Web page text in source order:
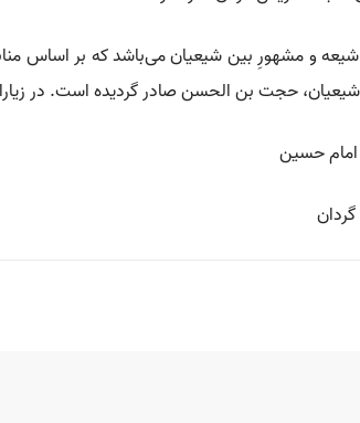
شیعه و مشهورِ بین شیعیان می‌باشد که بر
حجت بن الحسن صادر گردیده است. در
امام حسین